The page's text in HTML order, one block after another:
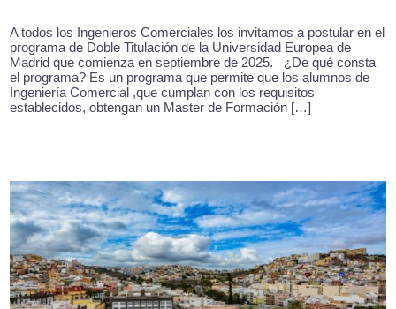
A todos los Ingenieros Comerciales los invitamos a postular en el
programa de Doble Titulación de la Universidad Europea de
Madrid que comienza en septiembre de 2025. ¿De qué consta
el programa? Es un programa que permite que los alumnos de
Ingeniería Comercial ,que cumplan con los requisitos
establecidos, obtengan un Master de Formación […]